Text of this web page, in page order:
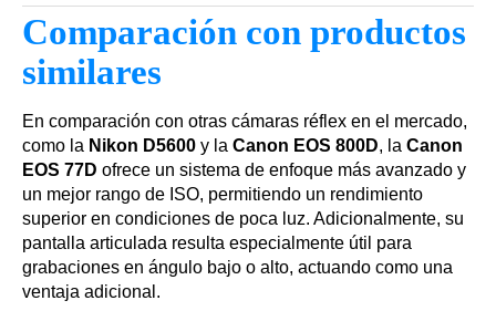
Comparación con productos
similares
En comparación con otras cámaras réflex en el mercado,
como la Nikon D5600 y la Canon EOS 800D, la Canon
EOS 77D ofrece un sistema de enfoque más avanzado y
un mejor rango de ISO, permitiendo un rendimiento
superior en condiciones de poca luz. Adicionalmente, su
pantalla articulada resulta especialmente útil para
grabaciones en ángulo bajo o alto, actuando como una
ventaja adicional.